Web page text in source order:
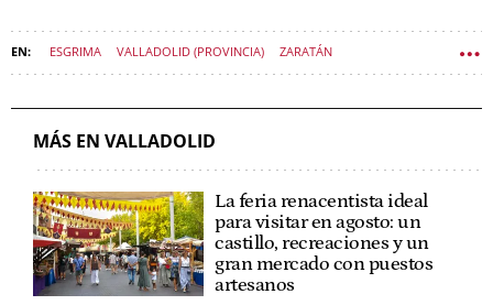
ESGRIMA VALLADOLID (PROVINCIA) ZARATÁN
MÁS EN VALLADOLID
La feria renacentista ideal
para visitar en agosto: un
castillo, recreaciones y un
gran mercado con puestos
artesanos